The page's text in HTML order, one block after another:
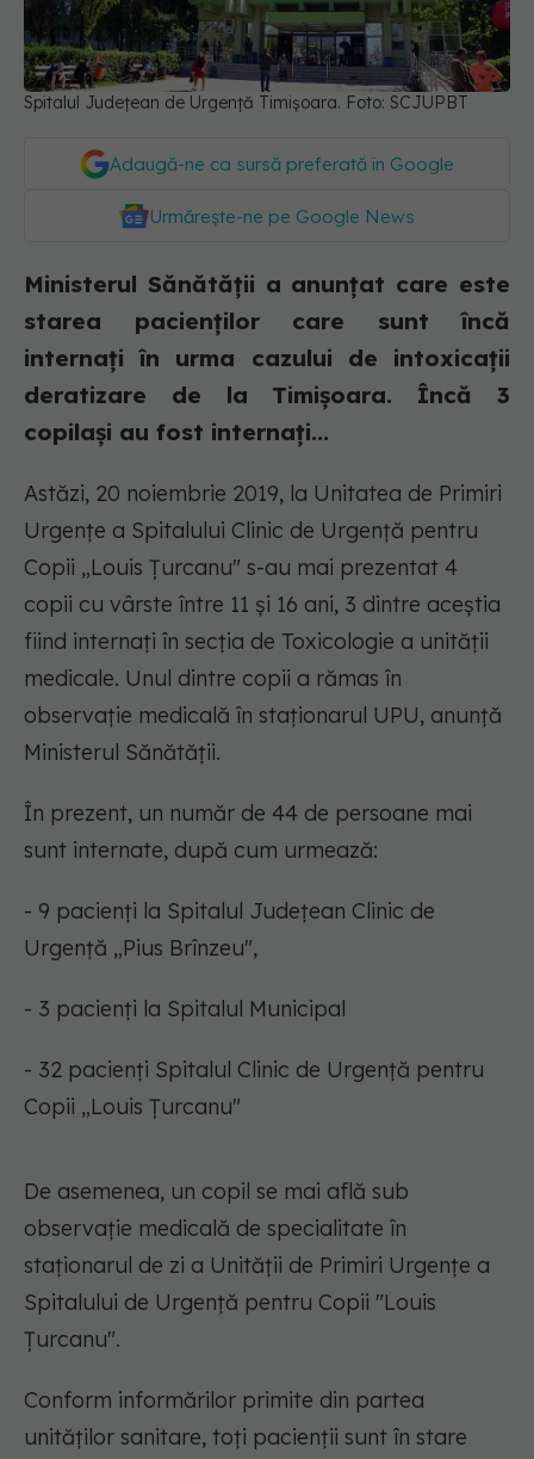
Spitalul Județean de Urgență Timișoara. Foto: SCJUPBT
Adaugă-ne ca sursă preferată în Google
Urmărește-ne pe Google News
Ministerul Sănătății a anunțat care este
starea pacienților care sunt încă
internați în urma cazului de intoxicații
deratizare de la Timișoara. Încă 3
copilași au fost internați...
Astăzi, 20 noiembrie 2019, la Unitatea de Primiri
Urgențe a Spitalului Clinic de Urgență pentru
Copii „Louis Țurcanu" s-au mai prezentat 4
copii cu vârste între 11 și 16 ani, 3 dintre aceștia
fiind internați în secția de Toxicologie a unității
medicale. Unul dintre copii a rămas în
observație medicală în staționarul UPU, anunță
Ministerul Sănătății.
În prezent, un număr de 44 de persoane mai
sunt internate, după cum urmează:
- 9 pacienți la Spitalul Județean Clinic de
Urgență „Pius Brînzeu",
- 3 pacienți la Spitalul Municipal
- 32 pacienți Spitalul Clinic de Urgență pentru
Copii „Louis Țurcanu"
De asemenea, un copil se mai află sub
observație medicală de specialitate în
staționarul de zi a Unității de Primiri Urgențe a
Spitalului de Urgență pentru Copii "Louis
Țurcanu".
Conform informărilor primite din partea
unităților sanitare, toți pacienții sunt în stare